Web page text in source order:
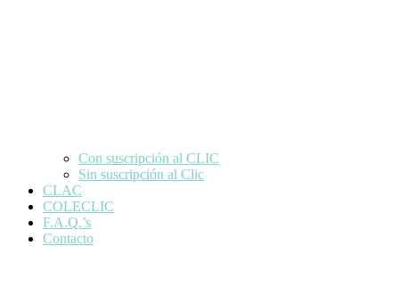
Con suscripción al CLIC
Sin suscripción al Clic
CLAC
COLECLIC
F.A.Q.’s
Contacto